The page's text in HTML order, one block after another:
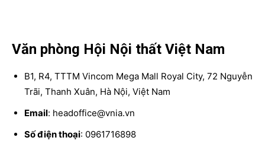
Văn phòng Hội Nội thất Việt Nam
B1, R4, TTTM Vincom Mega Mall Royal City, 72 Nguyễn
Trãi, Thanh Xuân, Hà Nội, Việt Nam
Email: headoffice@vnia.vn
Số điện thoại: 0961716898